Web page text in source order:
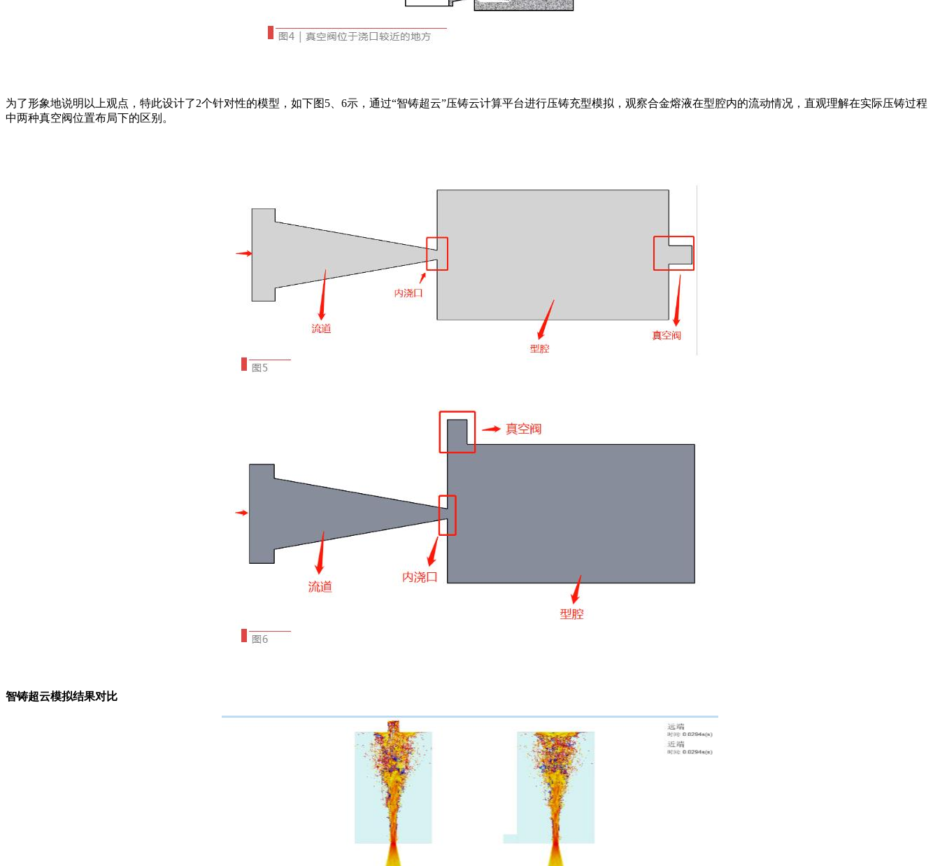
为了形象地说明以上观点，特此设计了2个针对性的模型，如下图5、6示，通过“智铸超云”压铸云计算平台进行压铸充型模拟，观察合金熔液在型腔内的流动情况，直观理解在实际压铸过程
中两种真空阀位置布局下的区别。
智铸超云模拟结果对比